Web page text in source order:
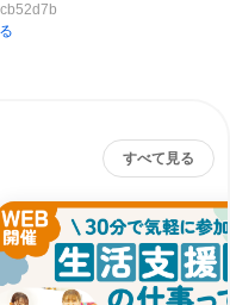
すべて見る